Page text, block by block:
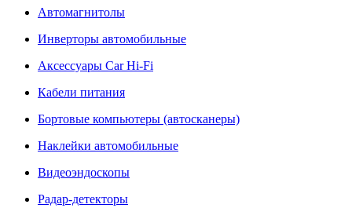
Автомагнитолы
Инверторы автомобильные
Аксессуары Car Hi-Fi
Кабели питания
Бортовые компьютеры (автосканеры)
Наклейки автомобильные
Видеоэндоскопы
Радар-детекторы